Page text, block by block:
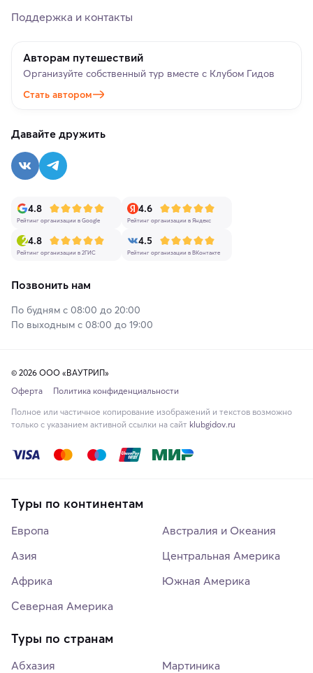
Поддержка и контакты
Авторам путешествий
Организуйте собственный тур вместе с Клубом Гидов
Стать автором
Давайте дружить
4.8
Рейтинг организации в Google
4.6
Рейтинг организации в Яндекс
4.8
Рейтинг организации в 2ГИС
4.5
Рейтинг организации в ВКонтакте
Позвонить нам
По будням с 08:00 до 20:00
По выходным с 08:00 до 19:00
© 2026 ООО «ВАУТРИП»
Оферта
Политика конфиденциальности
Полное или частичное копирование изображений и текстов возможно
только с указанием активной ссылки на сайт klubgidov.ru
Туры по континентам
Европа
Азия
Африка
Северная Америка
Австралия и Океания
Центральная Америка
Южная Америка
Туры по странам
Абхазия
Мартиника